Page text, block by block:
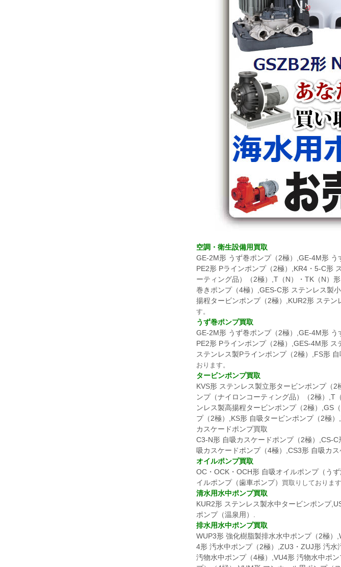
空調・衛生設備用買取
GE-2M形 うず巻ポンプ（2極）,GE-4M形 う
PE2形 Pラインポンプ（2極）,KR4・5-C形
ーティング品）（2極）,T（N）・TK（N）
巻きポンプ（4極）,GES-C形 ステンレス製
揚程タービンポンプ（2極）,KUR2形 ステン
す。
うず巻ポンプ買取
GE-2M形 うず巻ポンプ（2極）,GE-4M形 う
PE2形 Pラインポンプ（2極）,GES-4M形
ステンレス製Pラインポンプ（2極）,FS形
おります。
タービンポンプ買取
KVS形 ステンレス製立形タービンポンプ（
ンプ（ナイロンコーティング品）（2極）,T
ンレス製高揚程タービンポンプ（2極）,GS
プ（2極）,KS形 自吸タービンポンプ（2極）
カスケードポンプ買取
C3-N形 自吸カスケードポンプ（2極）,CS-
吸カスケードポンプ（4極）,CS3形 自吸カス
オイルポンプ買取
OC・OCK・OCH形 自吸オイルポンプ（う
イルポンプ（歯車ポンプ） 買取りしております
清水用水中ポンプ買取
KUR2形 ステンレス製水中タービンポンプ
ポンプ（温泉用）.
排水用水中ポンプ買取
WUP3形 強化樹脂製排水水中ポンプ（2極
4形 汚水中ポンプ（2極）,ZU3・ZUJ形 汚
汚物水中ポンプ（4極）,VU4形 汚物水中ポ